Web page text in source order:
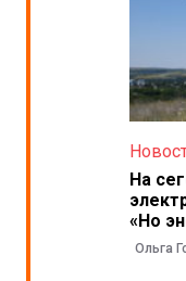
На
«Но
Ольга